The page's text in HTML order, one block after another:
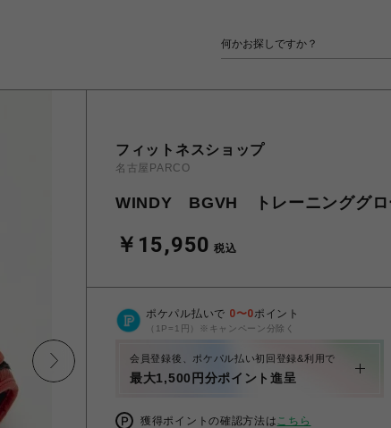
フィットネスショップ
名古屋PARCO
WINDY BGVH トレーニンググロ
￥15,950 税込
ポケパル払いで 0〜0ポイント
（1P=1円）※キャンペーン分除く
会員登録後、ポケパル払い初回登録&利用で
最大1,500円分ポイント進呈
獲得ポイントの確認方法はこちら